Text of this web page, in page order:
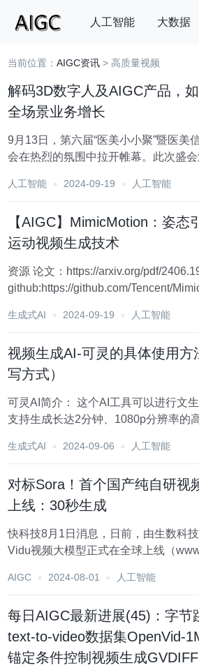
人工智能 大数据
搜索
当前位置：AIGC资讯 > 高质量视频
解码3D数字人及AIGC产品，
全场景业务增长
9月13日，第六届“医美小小聚”暨医美
会在热烈的氛围中拉开帷幕。此次盛
创”的主题，深入剖析了行业的新趋势
人工智能 2024-09-19 人工智能
【AIGC】MimicMotion：姿态
运动视频生成技术
资源 论文：https://arxiv.org/pdf/2406.19680
github:https://github.com/Tencent/
生成式AI 2024-09-19 人工智能
视频生成AI-可灵的具体使用方
写方式）
可灵AI简介： 这个AI工具可以进行文生视频以及图生视频，
支持生成长达2分钟、1080p分辨率的
延长视频运动延续时间，最长可生成3
生成式AI 2024-09-06 人工智能
对标Sora！首个国产纯自研视
上线：30秒生成
快科技8月1日消息，日前，由生数科
Vidu视频大模型正式在全球上线（
生视频、图生视频两大核心功能，提
AIGC 2024-08-01 人工智能
每日AIGC最新进展(45)：字节
text-to-video数据集OpenVid-
锚定条件控制视频生成